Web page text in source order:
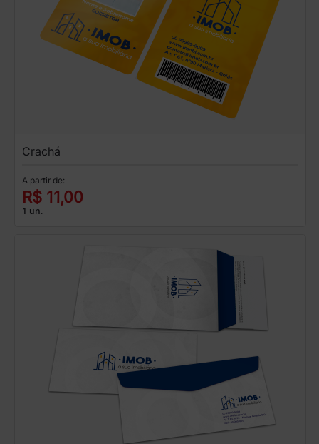
Crachá
A partir de:
R$ 11,00
1 un.